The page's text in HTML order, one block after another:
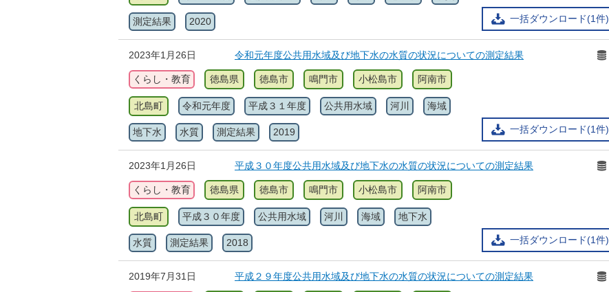
一括ダウンロード(1件)
測定結果 2020
2023年1月26日 令和元年度公共用水域及び地下水の水質の状況についての測定結果
一括ダウンロード(1件)
くらし・教育 徳島県 徳島市 鳴門市 小松島市 阿南市
北島町 令和元年度 平成３１年度 公共用水域 河川 海域
地下水 水質 測定結果 2019
2023年1月26日 平成３０年度公共用水域及び地下水の水質の状況についての測定結果
一括ダウンロード(1件)
くらし・教育 徳島県 徳島市 鳴門市 小松島市 阿南市
北島町 平成３０年度 公共用水域 河川 海域 地下水
水質 測定結果 2018
2019年7月31日 平成２９年度公共用水域及び地下水の水質の状況についての測定結果